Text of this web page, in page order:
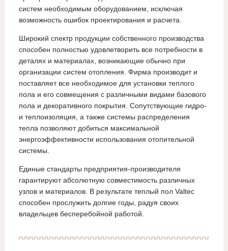
систем необходимым оборудованием, исключая
возможность ошибок проектирования и расчета.
Широкий спектр продукции собственного производства
способен полностью удовлетворить все потребности в
деталях и материалах, возникающие обычно при
организации систем отопления. Фирма производит и
поставляет все необходимое для установки теплого
пола и его совмещения с различными видами базового
пола и декоративного покрытия. Сопутствующие гидро-
и теплоизоляция, а также системы распределения
тепла позволяют добиться максимальной
энергоэффективности использования отопительной
системы.
Единые стандарты предприятия-производителя
гарантируют абсолютную совместимость различных
узлов и материалов. В результате теплый пол Valtec
способен прослужить долгие годы, радуя своих
владельцев бесперебойной работой.